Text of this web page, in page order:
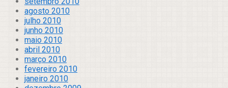
agosto 2010
julho 2010
junho 2010
maio 2010
abril 2010
março 2010
fevereiro 2010
janeiro 2010